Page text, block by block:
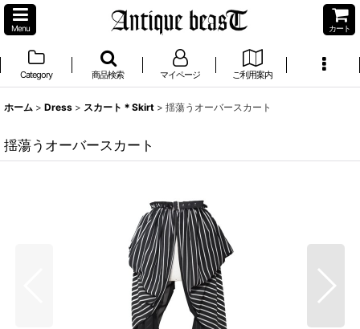
Menu カート
Category 商品検索 マイページ ご利用案内
ホーム > Dress > スカート＊Skirt > 揺蕩うオーバースカート
揺蕩うオーバースカート